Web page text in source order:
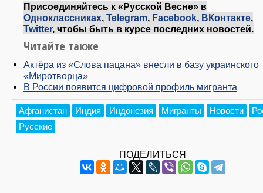
Присоединяйтесь к «Русской Весне» в
Одноклассниках Telegram Facebook ВКонтакте
Twitter, чтобы быть в курсе последних новостей.
Читайте также
Актёра из «Слова пацана» внесли в базу украинского
«Миротворца»
В России появится цифровой профиль мигранта
Афганистан Индия Индонезия Мигранты Новости
Русские
ПОДЕЛИТЬСЯ